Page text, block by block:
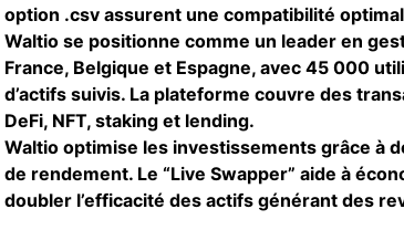
option .csv assurent une compatibilité
Waltio se positionne comme un leader en
France, Belgique et Espagne, avec 45 000
d’actifs suivis. La plateforme couvre des
DeFi, NFT, staking et lending.
Waltio optimise les investissements grâce à
de rendement. Le “Live Swapper” aide à
doubler l’efficacité des actifs générant des